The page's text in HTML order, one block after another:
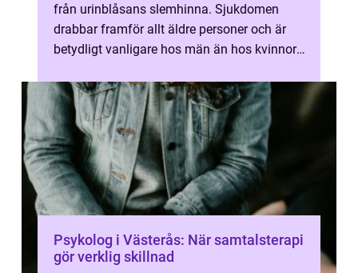
från urinblåsans slemhinna. Sjukdomen
drabbar framför allt äldre personer och är
betydligt vanligare hos män än hos kvinnor,
Psykolog i Västerås: När samtalsterapi
gör verklig skillnad